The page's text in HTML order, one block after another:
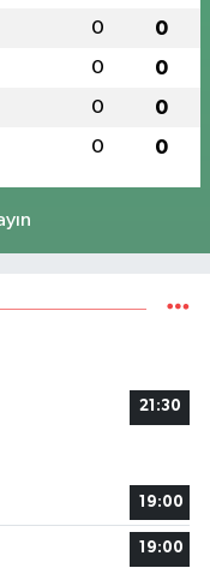
0 0
0 0
0 0
0 0
21:30
19:00
19:00